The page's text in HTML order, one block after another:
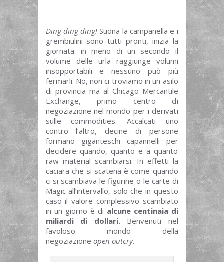
Ding ding ding!Suona la campanella e i
grembiulini sono tutti pronti, inizia la
giornata: in meno di un secondo il
volume delle urla raggiunge volumi
insopportabili e nessuno può più
fermarli. No, non ci troviamo in un asilo
di provincia ma al Chicago Mercantile
Exchange, primo centro di
negoziazione nel mondo per i derivati
sulle commodities. Accalcati uno
contro l’altro, decine di persone
formano giganteschi capannelli per
decidere quando, quanto e a quanto
raw material scambiarsi. In effetti la
caciara che si scatena è come quando
ci si scambiava le figurine o le carte di
Magic all’intervallo, solo che in questo
caso il valore complessivo scambiato
in un giorno è di alcune centinaia di
miliardi di dollari. Benvenuti nel
favoloso mondo della
negoziazione open outcry.